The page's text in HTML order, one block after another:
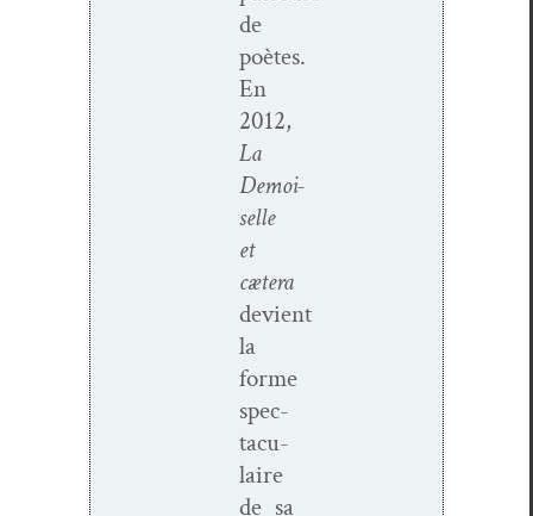
de
poètes.
En
2012,
La
Demoi­
selle
et
cætera
devient
la
forme
spec­
tac­u­
laire
de sa